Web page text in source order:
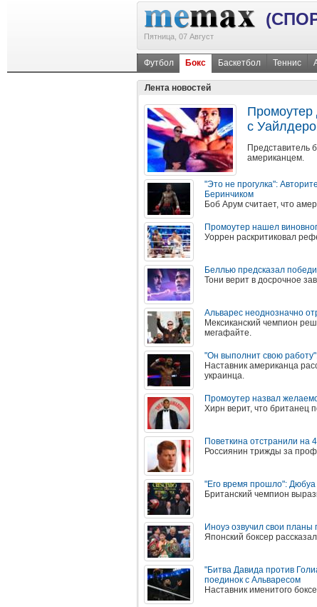
Пятница, 07 Август
Футбол Бокс Баскетбол Теннис
Лента новостей
Промоутер
с
Представитель
американцем.
"Это не прогулка":
Беринчиком
Боб Арум считает, что
Промоутер нашел
Уоррен раскритиковал
Беллью предсказал
Тони верит в досрочное
Альварес неоднозначно
Мексиканский чемпион
мегафайте.
"Он выполнит свою
Наставник американца
украинца.
Промоутер назвал
Хирн верит, что британец
Поветкина отстранили на
Россиянин трижды за
"Его время прошло":
Британский чемпион
Иноуэ озвучил свои
Японский боксер
"Битва Давида против
поединок с Альваресом
Наставник именитого